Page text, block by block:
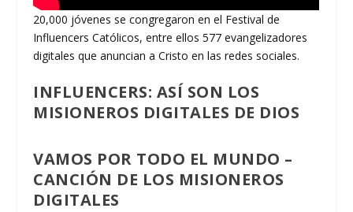
20,000 jóvenes se congregaron en el Festival de
Influencers Católicos, entre ellos 577 evangelizadores
digitales que anuncian a Cristo en las redes sociales.
INFLUENCERS: ASÍ SON LOS
MISIONEROS DIGITALES DE DIOS
VAMOS POR TODO EL MUNDO –
CANCIÓN DE LOS MISIONEROS
DIGITALES